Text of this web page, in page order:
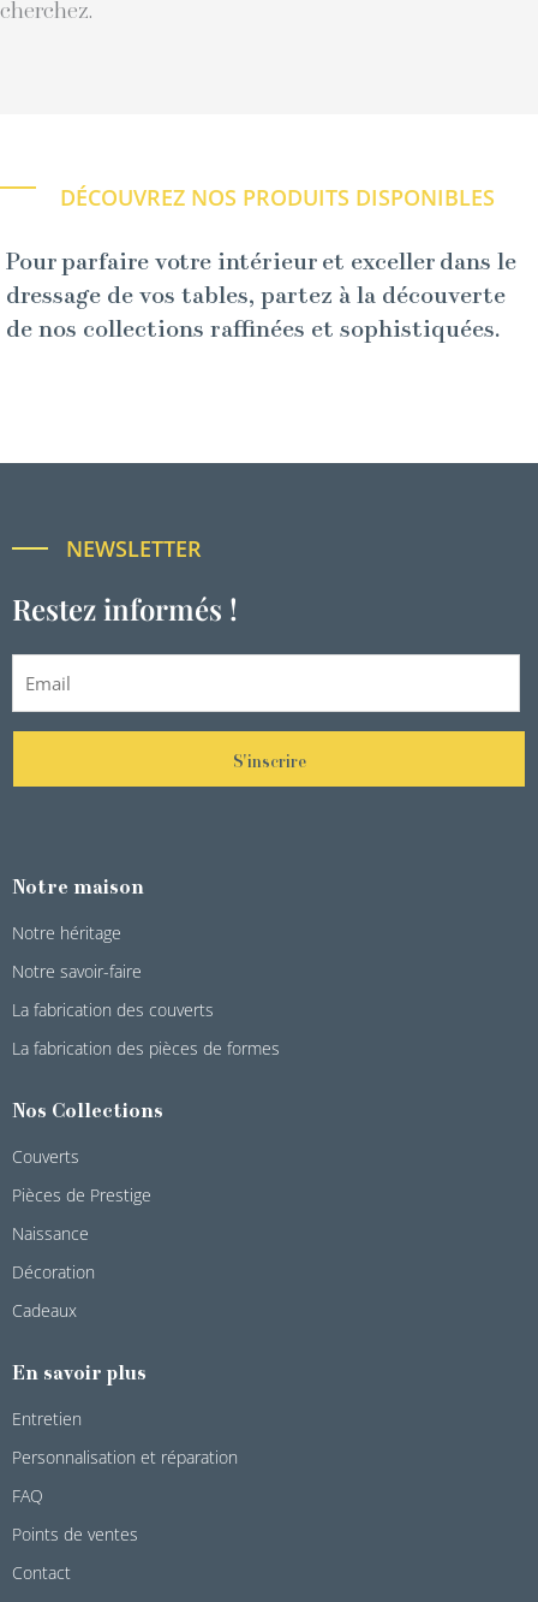
cherchez.
DÉCOUVREZ NOS PRODUITS DISPONIBLES
Pour parfaire votre intérieur et exceller dans le
dressage de vos tables, partez à la découverte
de nos collections raffinées et sophistiquées.
NEWSLETTER
Restez informés !
S'inscrire
Notre maison
Notre héritage
Notre savoir-faire
La fabrication des couverts
La fabrication des pièces de formes
Nos Collections
Couverts
Pièces de Prestige
Naissance
Décoration
Cadeaux
En savoir plus
Entretien
Personnalisation et réparation
FAQ
Points de ventes
Contact